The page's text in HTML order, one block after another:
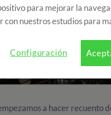
a hacer recuento
para mejorar la
con nuestros estudios para
Configuración